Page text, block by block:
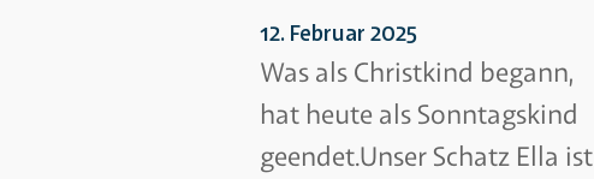
12. Februar 2025
Was als Christkind begann,
hat heute als Sonntagskind
geendet.Unser Schatz Ella ist